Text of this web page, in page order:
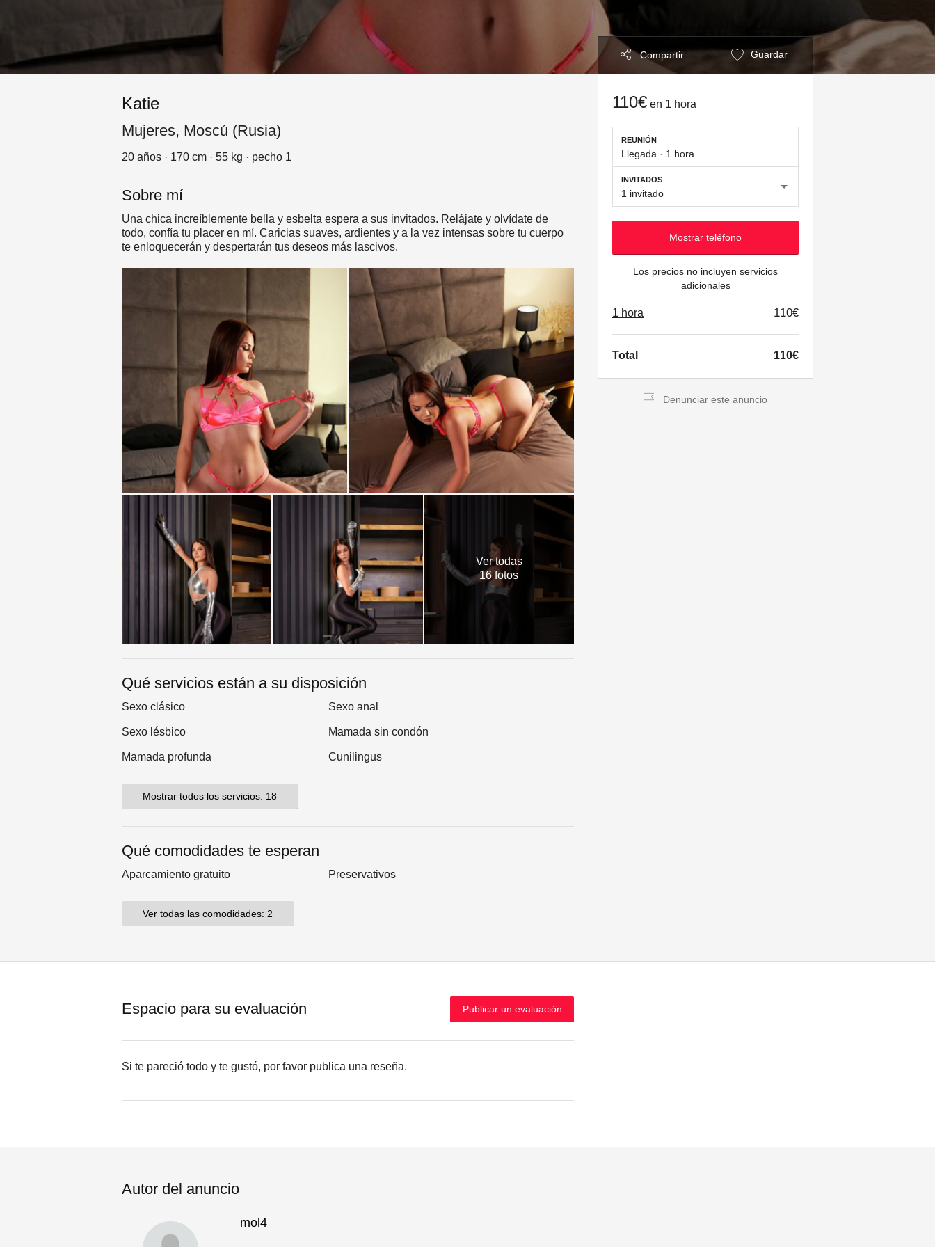
Compartir Guardar
110€ en 1 hora
REUNIÓN
Llegada · 1 hora
INVITADOS
1 invitado
Mostrar teléfono
Los precios no incluyen servicios
adicionales
1 hora 110€
Total 110€
Denunciar este anuncio
Katie
Mujeres, Moscú (Rusia)
20 años · 170 cm · 55 kg · pecho 1
Sobre mí
Una chica increíblemente bella y esbelta espera a sus invitados. Relájate y olvídate de
todo, confía tu placer en mí. Caricias suaves, ardientes y a la vez intensas sobre tu cuerpo
te enloquecerán y despertarán tus deseos más lascivos.
Ver todas
16 fotos
Qué servicios están a su disposición
Sexo clásico Sexo anal
Sexo lésbico Mamada sin condón
Mamada profunda Cunilingus
Mostrar todos los servicios: 18
Qué comodidades te esperan
Aparcamiento gratuito Preservativos
Ver todas las comodidades: 2
Espacio para su evaluación Publicar un evaluación
Si te pareció todo y te gustó, por favor publica una reseña.
Autor del anuncio
mol4